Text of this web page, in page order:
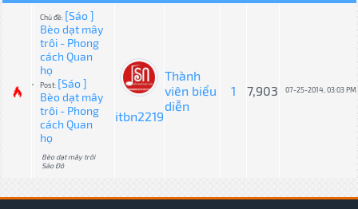
Chủ đề: [Sáo ]
Bèo dạt mây
trôi - Phong
cách Quan
họ
Post: [Sáo ]
Bèo dạt mây
trôi - Phong
cách Quan
họ
Bèo dạt mây trôi
Sáo Đô
itbn2219
Thành
viên biểu
diễn
1 7,903 07-25-2014, 03:03 PM